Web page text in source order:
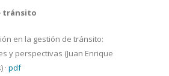
tránsito
en la gestión de tránsito:
y perspectivas (Juan Enrique
· pdf